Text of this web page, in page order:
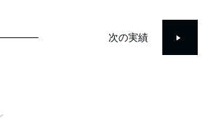
次の実績